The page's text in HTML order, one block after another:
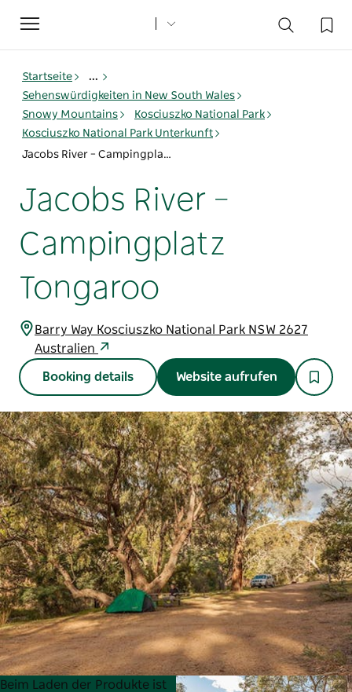
Toggle
navigation
Startseite
...
Sehenswürdigkeiten in New South Wales
Snowy Mountains
Kosciuszko National Park
Kosciuszko National Park Unterkunft
Jacobs River – Campingplatz Tongaroo
Jacobs River –
Campingplatz
Tongaroo
Barry Way Kosciuszko National Park NSW 2627
Australien
Booking details Website aufrufen
Product
Product
Beim Laden der Produkte ist